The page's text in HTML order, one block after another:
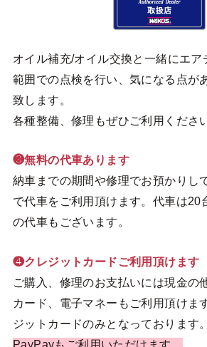
オイル補充/オイル交換と一緒にエ
範囲での点検を行い、気になる点が
致します。
各種整備、修理もぜひご利用くださ
❸無料の代車あります
納車までの期間や修理でお預かりし
で代車をご利用頂けます。代車は20
の代車もございます。
❹クレジットカードご利用頂けます
ご購入、修理のお支払いには現金の
カード、電子マネーもご利用頂けま
ジットカードのみとなっております。
PayPayもご利用いただけます。